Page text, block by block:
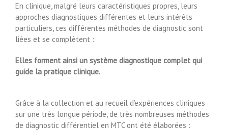
En clinique, malgré leurs caractéristiques propres, leurs
approches diagnostiques différentes et leurs intérêts
particuliers, ces différentes méthodes de diagnostic sont
liées et se complètent :
Elles forment ainsi un système diagnostique complet qui
guide la pratique clinique.
Grâce à la collection et au recueil d’expériences cliniques
sur une très longue période, de très nombreuses méthodes
de diagnostic différentiel en MTC ont été élaborées :